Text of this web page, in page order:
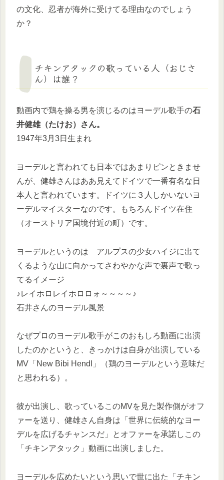
の文化、忍者が海外に受けてる理由なのでしょう
か？
チキンアタックの歌っている人（おじさ
ん）は誰？
動画内で鶏を操る男を演じるのはヨーデル歌手の石
井健雄（たけお）さん。
1947年3月3日生まれ
ヨーデルと言われても日本ではあまりピンときませ
んが、健雄さんはああ見えてドイツで一番有名な日
本人と言われています。ドイツに３人しかいないヨ
ーデルマイスターなのです。もちろんドイツ在住
（オーストリア国境付近の町）です。
ヨーデルというのは アルプスの少女ハイジに出て
くるような山に向かってさわやかな声で裏声で歌っ
てるイメージ
♪レイホロレイホロロォ～～～～♪
石井さんのヨーデル風景
なぜプロのヨーデル歌手がこのおもしろ動画に出演
したのかというと、きっかけは自身が出演している
MV「New Bibi Hendl」（鶏のヨーデルという意味だ
と思われる）。
彼が出演し、歌っているこのMVを見た製作側がオフ
ァーを送り、健雄さん自身は「世界に伝統的なヨー
デルを広げるチャンスだ」とオファーを承諾しこの
「チキンアタック」動画に出演しました。
ヨーデルを広めたいという思いで世に出た「チキン